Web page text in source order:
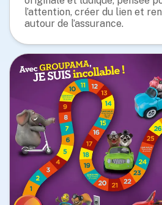
l’attention, créer du lien et
autour de l’assurance.